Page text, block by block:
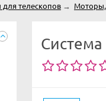
для телескопов → Моторы,